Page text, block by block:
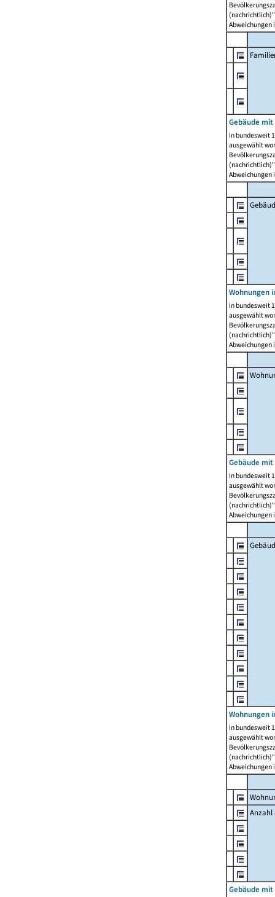
Abweichungen
Gebäude
In bundesweit
ausgewählt
Abweichungen
Wohnungen
In bundesweit
ausgewählt
Abweichungen
Gebäude
In bundesweit
ausgewählt
Abweichungen
Wohnungen
In bundesweit
ausgewählt
Abweichungen
Anzahl
Gebäude